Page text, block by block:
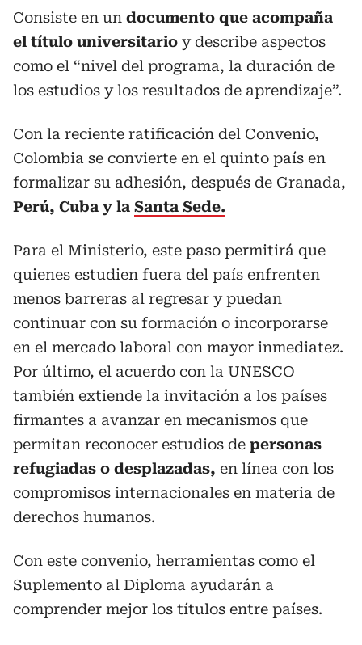
Consiste en un documento que acompaña
el título universitario y describe aspectos
como el “nivel del programa, la duración de
los estudios y los resultados de aprendizaje”.
Con la reciente ratificación del Convenio,
Colombia se convierte en el quinto país en
formalizar su adhesión, después de Granada,
Perú, Cuba y la Santa Sede.
Para el Ministerio, este paso permitirá que
quienes estudien fuera del país enfrenten
menos barreras al regresar y puedan
continuar con su formación o incorporarse
en el mercado laboral con mayor inmediatez.
Por último, el acuerdo con la UNESCO
también extiende la invitación a los países
firmantes a avanzar en mecanismos que
permitan reconocer estudios de personas
refugiadas o desplazadas, en línea con los
compromisos internacionales en materia de
derechos humanos.
Con este convenio, herramientas como el
Suplemento al Diploma ayudarán a
comprender mejor los títulos entre países.